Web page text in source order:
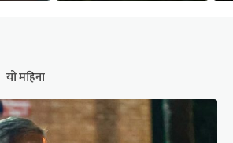
यो महिना